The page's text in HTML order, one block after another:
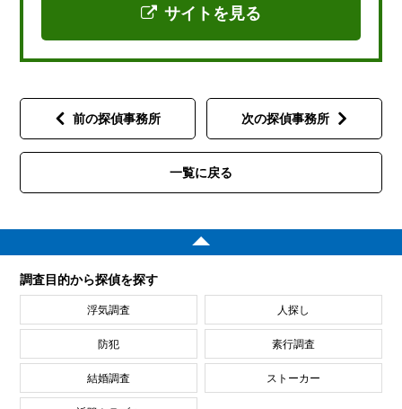
サイトを見る
前の探偵事務所
一覧に戻る
次の探偵事務所
調査目的から探偵を探す
浮気調査 人探し
防犯 素行調査
結婚調査 ストーカー